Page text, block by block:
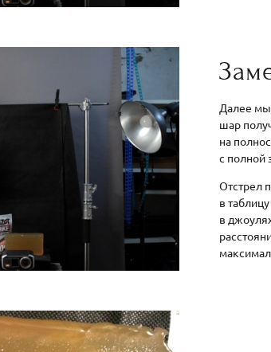
Далее мы
шар
на
с полной
Отстрел
в
в